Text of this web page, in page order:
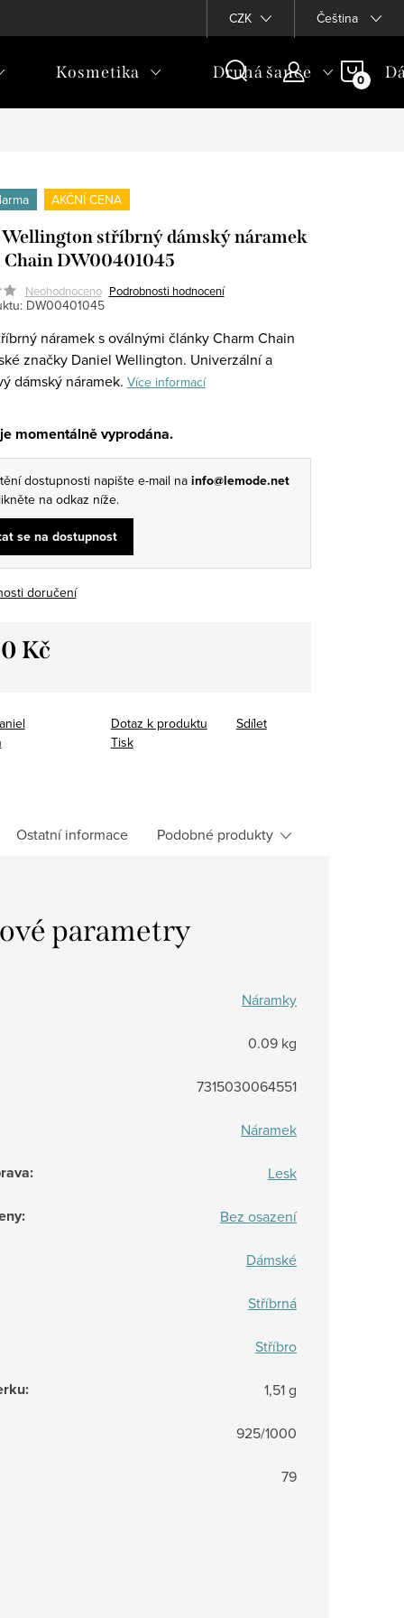
CZK Čeština
Kosmetika Druhá šance
AKČNÍ CENA
stříbrný dámský náramek
Chain DW00401045
Neohodnoceno Podrobnosti hodnocení
DW00401045
náramek s oválnými články Charm Chain
značky Daniel Wellington. Univerzální a
dámský náramek. Více informací
momentálně vyprodána.
dostupnosti napište e-mail nainfo@lemode.net
na odkaz níže.
se na dostupnost
doručení
Kč
Tisk
Dotaz k produktu Sdílet
Ostatní informace Podobné produkty
parametry
Náramky
0.09 kg
7315030064551
Náramek
: Lesk
: Bez osazení
Dámské
Stříbrná
Stříbro
: 1,51 g
925/1000
79